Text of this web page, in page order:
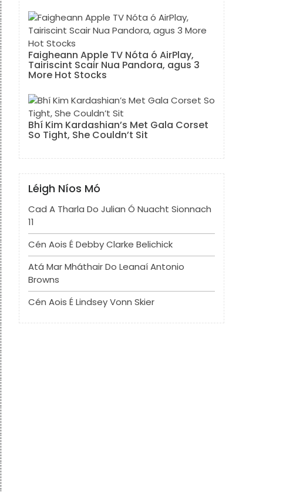
Faigheann Apple TV Nóta ó AirPlay,
Tairiscint Scair Nua Pandora, agus 3
More Hot Stocks
Bhí Kim Kardashian’s Met Gala Corset
So Tight, She Couldn’t Sit
Léigh Níos Mó
Cad A Tharla Do Julian Ó Nuacht Sionnach
11
Cén Aois É Debby Clarke Belichick
Atá Mar Mháthair Do Leanaí Antonio
Browns
Cén Aois É Lindsey Vonn Skier